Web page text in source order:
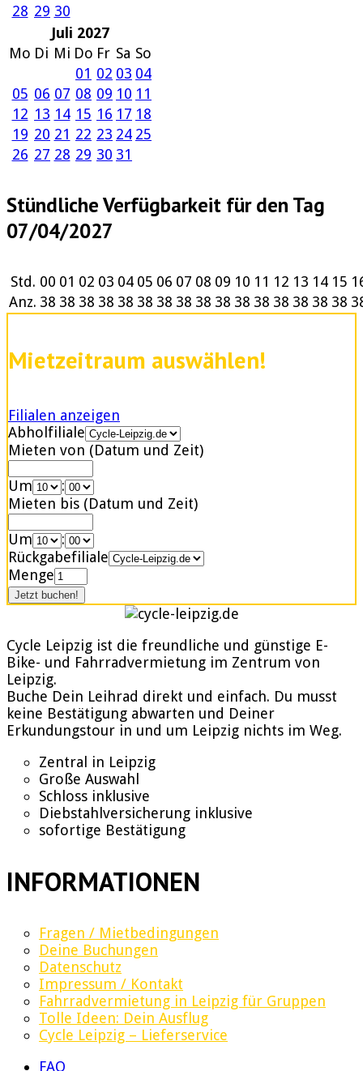
28 29 30
Juli 2027
Mo Di Mi Do Fr Sa So
01 02 03 04
05 06 07 08 09 10 11
12 13 14 15 16 17 18
19 20 21 22 23 24 25
26 27 28 29 30 31
Stündliche Verfügbarkeit für den Tag
07/04/2027
Std. 00 01 02 03 04 05 06 07 08 09 10 11 12 13 14 15
Anz. 38 38 38 38 38 38 38 38 38 38 38 38 38 38 38 38
Mietzeitraum auswählen!
Filialen anzeigen
Abholfiliale
Mieten von (Datum und Zeit)
Um
:
Mieten bis (Datum und Zeit)
Um
:
Rückgabefiliale
Menge
Cycle Leipzig ist die freundliche und günstige E-
Bike- und Fahrradvermietung im Zentrum von
Leipzig.
Buche Dein Leihrad direkt und einfach. Du musst
keine Bestätigung abwarten und Deiner
Erkundungstour in und um Leipzig nichts im Weg.
Zentral in Leipzig
Große Auswahl
Schloss inklusive
Diebstahlversicherung inklusive
sofortige Bestätigung
INFORMATIONEN
Fragen / Mietbedingungen
Deine Buchungen
Datenschutz
Impressum / Kontakt
Fahrradvermietung in Leipzig für Gruppen
Tolle Ideen: Dein Ausflug
Cycle Leipzig – Lieferservice
FAQ